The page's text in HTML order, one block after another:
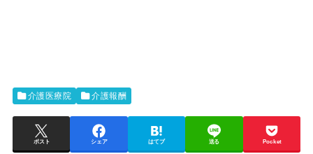
介護医療院 介護報酬
ポスト シェア はてブ 送る Pocket